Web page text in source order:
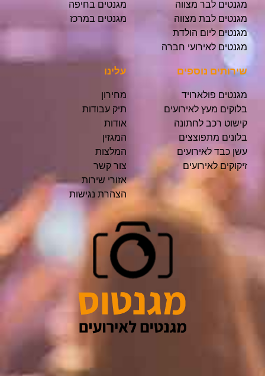
מגנטים לבר מצווה
מגנטים לבת מצווה
מגנטים ליום הולדת
מגנטים לאירועי חברה
מגנטים בחיפה
מגנטים במרכז
שירותים נוספים
מגנטים פולארויד
בלוקים מעץ לאירועים
קישוט רכב לחתונה
בלונים מתפוצצים
עשן כבד לאירועים
זיקוקים לאירועים
עלינו
מחירון
תיק עבודות
אודות
המגזין
המלצות
צור קשר
אזורי שירות
הצהרת נגישות